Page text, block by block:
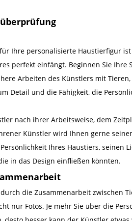
Ihre personalisierte Haustierfigur
perfekt einfängt. Beginnen Sie
Arbeiten des Künstlers mit
Detail und die Fähigkeit, die
nach ihrer Arbeitsweise, dem
Künstler wird Ihnen gerne
Ihres Haustiers, seinen
in das Design einfließen könnten.
die Zusammenarbeit zwischen
nur Fotos. Je mehr Sie über die